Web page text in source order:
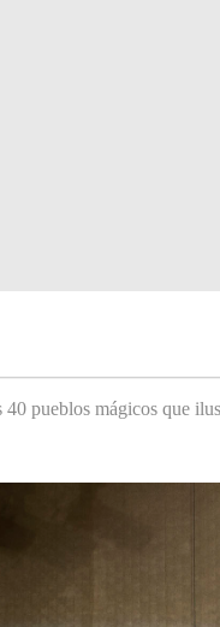
40 pueblos mágicos que